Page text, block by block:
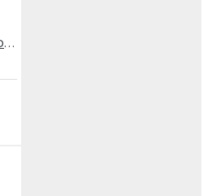
KJ POWER DOOSAN KJDD 275 KVA OTOMATİK KABİNLİ DİZEL JENERATÖR